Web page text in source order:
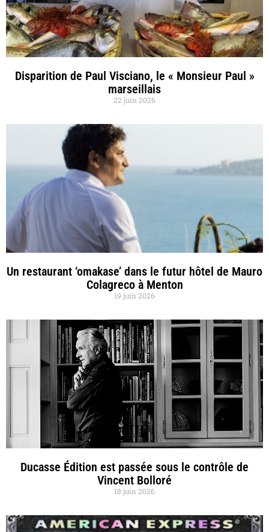
Disparition de Paul Visciano, le « Monsieur Paul »
marseillais
22 juin 2026
Un restaurant ‘omakase’ dans le futur hôtel de Mauro
Colagreco à Menton
19 juin 2026
Ducasse Édition est passée sous le contrôle de
Vincent Bolloré
18 juin 2026